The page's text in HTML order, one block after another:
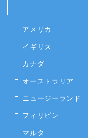
アメリカ
イギリス
カナダ
オーストラリア
ニュージーランド
フィリピン
マルタ